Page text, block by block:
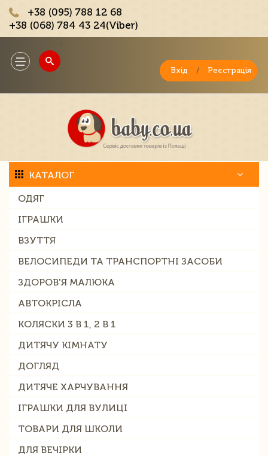
+38 (095) 788 12 68
+38 (068) 784 43 24(Viber)
Toggle
navigation
Вхід / Реєстрація
КАТАЛОГ
ОДЯГ
ІГРАШКИ
ВЗУТТЯ
ВЕЛОСИПЕДИ ТА ТРАНСПОРТНІ ЗАСОБИ
ЗДОРОВ'Я МАЛЮКА
АВТОКРІСЛА
КОЛЯСКИ 3 В 1, 2 В 1
ДИТЯЧУ КІМНАТУ
ДОГЛЯД
ДИТЯЧЕ ХАРЧУВАННЯ
ІГРАШКИ ДЛЯ ВУЛИЦІ
ТОВАРИ ДЛЯ ШКОЛИ
ДЛЯ ВЕЧІРКИ